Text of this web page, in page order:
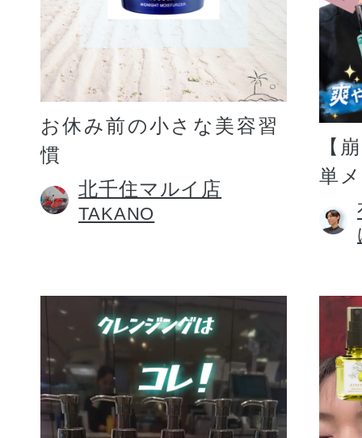
お休み前の小さな美容習
慣
北千住マルイ店
TAKANO
【
単